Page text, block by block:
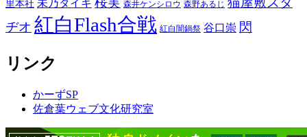
里本社 未乃タイキ 森井ケンシロウ 森野あるじ
ヂオ 紅白Flash合戦 紅白闇鍋祭 谷口崇 閃
リンク
かーずSP
佐倉葉ウェブ文化研究室